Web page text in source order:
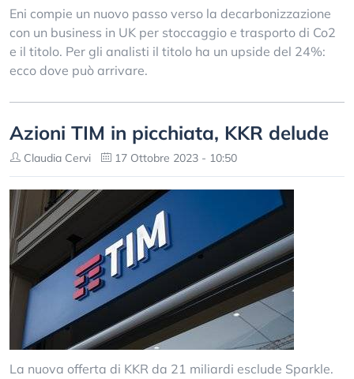
Eni compie un nuovo passo verso la decarbonizzazione
con un business in UK per stoccaggio e trasporto di Co2
e il titolo. Per gli analisti il titolo ha un upside del 24%:
ecco dove può arrivare.
Azioni TIM in picchiata, KKR delude
Claudia Cervi 17 Ottobre 2023 - 10:50
La nuova offerta di KKR da 21 miliardi esclude Sparkle.